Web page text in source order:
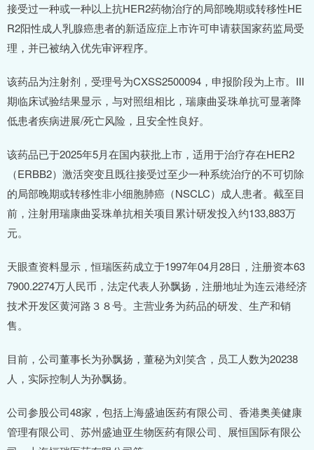
接受过一种或一种以上抗HER2药物治疗的局部晚期或转移性HE
R2阳性成人乳腺癌患者的新适应症上市许可申请获国家药监局受
理，并已被纳入优先审评程序。
该药品为注射剂，受理号为CXSS2500094，申报阶段为上市。III
期临床试验结果显示，与对照组相比，瑞康曲妥珠单抗可显著降
低患者疾病进展/死亡风险，且安全性良好。
该药品已于2025年5月在国内获批上市，适用于治疗存在HER2
（ERBB2）激活突变且既往接受过至少一种系统治疗的不可切除
的局部晚期或转移性非小细胞肺癌（NSCLC）成人患者。截至目
前，注射用瑞康曲妥珠单抗相关项目累计研发投入约133,883万
元。
天眼查资料显示，恒瑞医药成立于1997年04月28日，注册资本63
7900.2274万人民币，法定代表人孙飘扬，注册地址为连云港经济
技术开发区黄河路３８号。主营业务为药品的研发、生产和销
售。
目前，公司董事长为孙飘扬，董秘为刘笑含，员工人数为20238
人，实际控制人为孙飘扬。
公司参股公司48家，包括上海盛迪医药有限公司、香港奥美健康
管理有限公司、苏州盛迪亚生物医药有限公司、展恒国际有限公